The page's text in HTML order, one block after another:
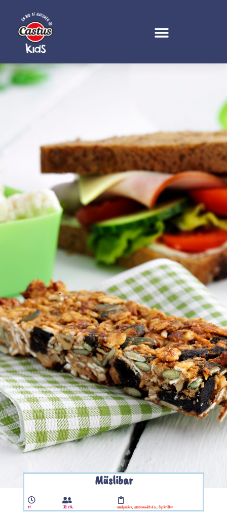
Müslibar
1t 30 stk. Madpakker ,Mellemmåltider ,Opskrifter